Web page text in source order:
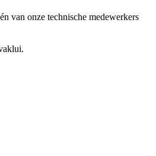
van onze technische medewerkers